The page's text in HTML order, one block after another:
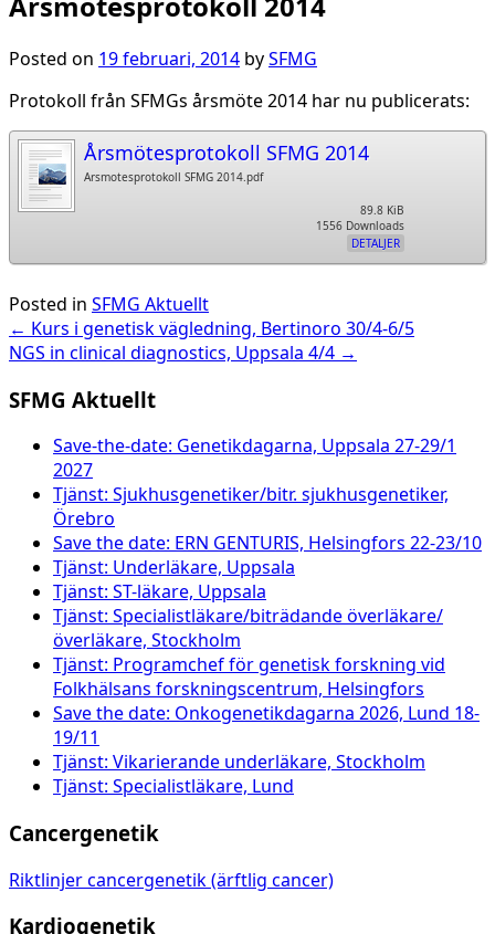
Posted on 19 februari, 2014 bySFMG
Protokoll från SFMGs årsmöte 2014 har nu publicerats:
Årsmötesprotokoll SFMG 2014
Arsmotesprotokoll SFMG 2014.pdf
89.8 KiB
1556 Downloads
DETALJER
Posted in SFMG Aktuellt
Post
navigation
← Kurs i genetisk vägledning, Bertinoro 30/4-6/5
NGS in clinical diagnostics, Uppsala 4/4 →
SFMG Aktuellt
Save-the-date: Genetikdagarna, Uppsala 27-29/1
2027
Tjänst: Sjukhusgenetiker/bitr. sjukhusgenetiker,
Örebro
Save the date: ERN GENTURIS, Helsingfors 22-23/10
Tjänst: Underläkare, Uppsala
Tjänst: ST-läkare, Uppsala
Tjänst: Specialistläkare/biträdande överläkare/
överläkare, Stockholm
Tjänst: Programchef för genetisk forskning vid
Folkhälsans forskningscentrum, Helsingfors
Save the date: Onkogenetikdagarna 2026, Lund 18-
19/11
Tjänst: Vikarierande underläkare, Stockholm
Tjänst: Specialistläkare, Lund
Cancergenetik
Riktlinjer cancergenetik (ärftlig cancer)
Kardiogenetik